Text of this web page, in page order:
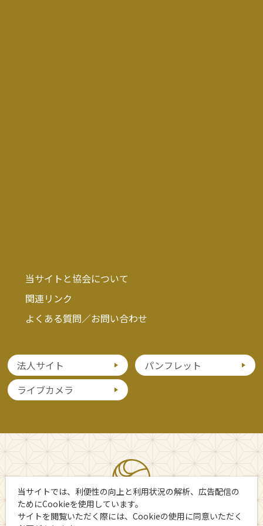
当サイトと協会について
関連リンク
よくある質問／お問い合わせ
法人サイト
パンフレット
ライブカメラ
当サイトでは、利便性の向上と利用状況の解析、広告配信の
ためにCookieを使用しています。
サイトを閲覧いただく際には、Cookieの使用に同意いただく